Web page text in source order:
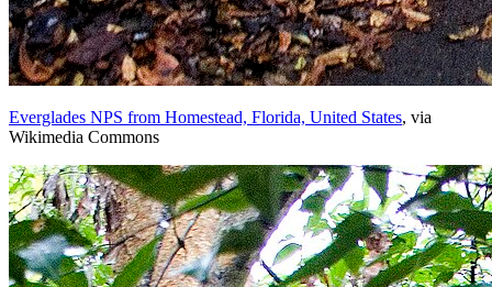
Everglades NPS from Homestead, Florida, United States, via
Wikimedia Commons